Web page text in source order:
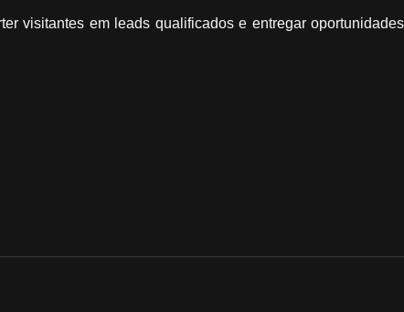
visitantes em leads qualificados e entregar oportunidades